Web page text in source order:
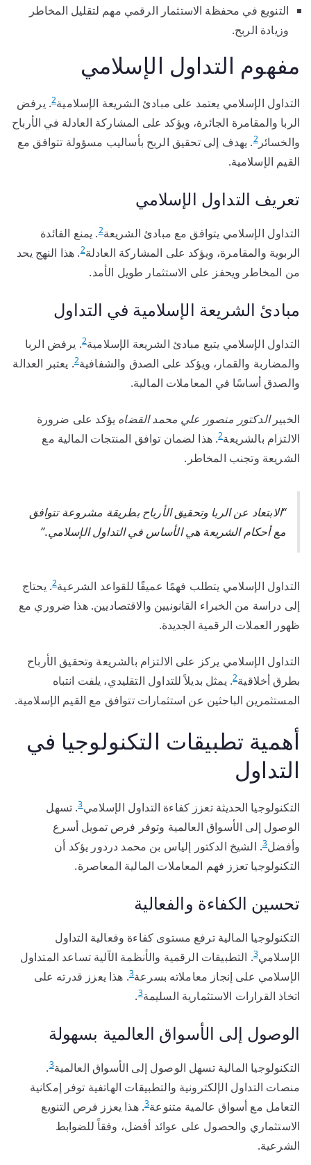
التنويع في محفظة الاستثمار الرقمي مهم لتقليل المخاطر
وزيادة الربح.
مفهوم التداول الإسلامي
التداول الإسلامي يعتمد على مبادئ الشريعة الإسلامية2. يرفض
الربا والمقامرة الجائرة، ويؤكد على المشاركة العادلة في الأرباح
والخسائر2. يهدف إلى تحقيق الربح بأساليب مسؤولة تتوافق مع
القيم الإسلامية.
تعريف التداول الإسلامي
التداول الإسلامي يتوافق مع مبادئ الشريعة2. يمنع الفائدة
الربوية والمقامرة، ويؤكد على المشاركة العادلة2. هذا النهج يحد
من المخاطر ويحفز على الاستثمار طويل الأمد.
مبادئ الشريعة الإسلامية في التداول
التداول الإسلامي يتبع مبادئ الشريعة الإسلامية2. يرفض الربا
والمضاربة والقمار، ويؤكد على الصدق والشفافية2. يعتبر العدالة
والصدق أساسًا في المعاملات المالية.
الخبيرالدكتور منصور علي محمد القضاه يؤكد على ضرورة
الالتزام بالشريعة2. هذا لضمان توافق المنتجات المالية مع
الشريعة وتجنب المخاطر.
“الابتعاد عن الربا وتحقيق الأرباح بطريقة مشروعة تتوافق
مع أحكام الشريعة هي الأساس في التداول الإسلامي.”
التداول الإسلامي يتطلب فهمًا عميقًا للقواعد الشرعية2. يحتاج
إلى دراسة من الخبراء القانونيين والاقتصاديين. هذا ضروري مع
ظهور العملات الرقمية الجديدة.
التداول الإسلامي يركز على الالتزام بالشريعة وتحقيق الأرباح
بطرق أخلاقية2. يمثل بديلاً للتداول التقليدي، يلفت انتباه
المستثمرين الباحثين عن استثمارات تتوافق مع القيم الإسلامية.
أهمية تطبيقات التكنولوجيا في
التداول
التكنولوجيا الحديثة تعزز كفاءة التداول الإسلامي3. تسهل
الوصول إلى الأسواق العالمية وتوفر فرص تمويل أسرع
وأفضل3. الشيخ الدكتور إلياس بن محمد دردور يؤكد أن
التكنولوجيا تعزز فهم المعاملات المالية المعاصرة.
تحسين الكفاءة والفعالية
التكنولوجيا المالية ترفع مستوى كفاءة وفعالية التداول
الإسلامي3. التطبيقات الرقمية والأنظمة الآلية تساعد المتداول
الإسلامي على إنجاز معاملاته بسرعة3. هذا يعزز قدرته على
اتخاذ القرارات الاستثمارية السليمة3
.
الوصول إلى الأسواق العالمية بسهولة
التكنولوجيا المالية تسهل الوصول إلى الأسواق العالمية3
.
منصات التداول الإلكترونية والتطبيقات الهاتفية توفر إمكانية
التعامل مع أسواق عالمية متنوعة3. هذا يعزز فرص التنويع
الاستثماري والحصول على عوائد أفضل، وفقاً للضوابط
الشرعية.